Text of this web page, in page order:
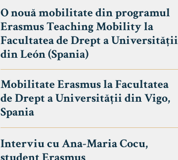
O nouă mobilitate din programul
Erasmus Teaching Mobility la
Facultatea de Drept a Universității
din León (Spania)
Mobilitate Erasmus la Facultatea
de Drept a Universității din Vigo,
Spania
Interviu cu Ana-Maria Cocu,